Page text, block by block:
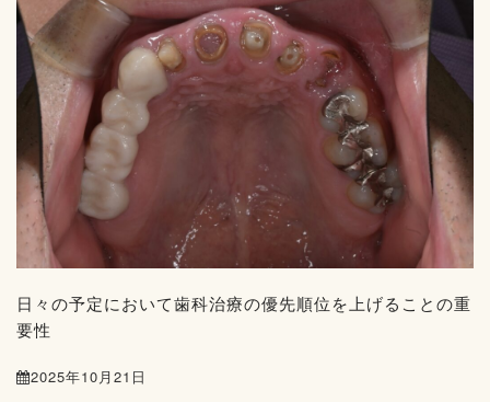
日々の予定において歯科治療の優先順位を上げることの重
要性
2025年10月21日